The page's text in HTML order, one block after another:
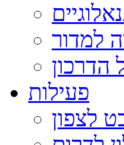
למדור
הדרכון
פעילות
לצפון